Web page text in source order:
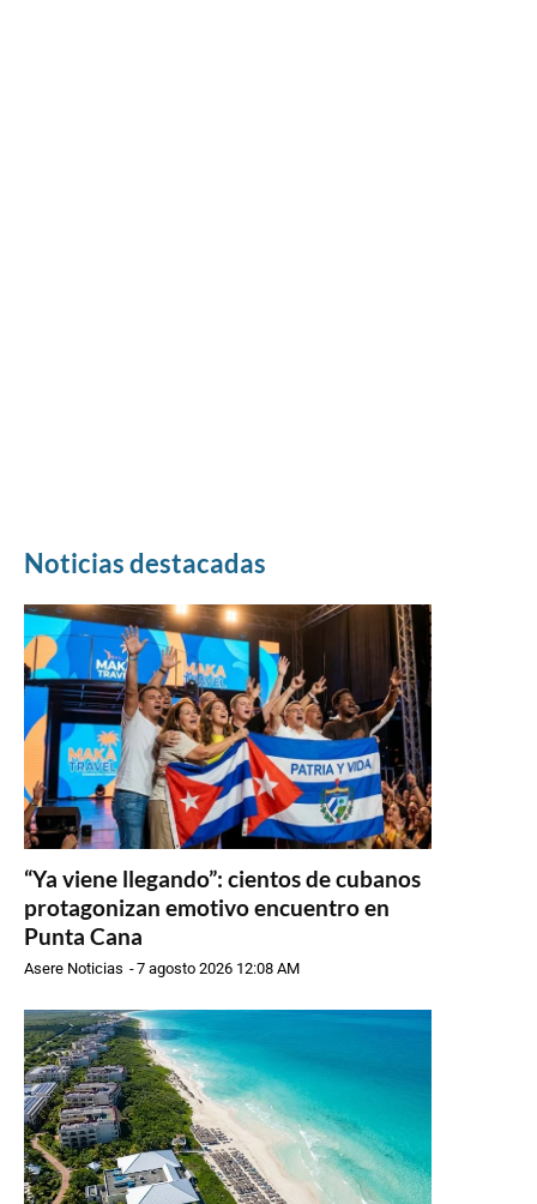
Noticias destacadas
“Ya viene llegando”: cientos de cubanos
protagonizan emotivo encuentro en
Punta Cana
Asere Noticias -7 agosto 2026 12:08 AM